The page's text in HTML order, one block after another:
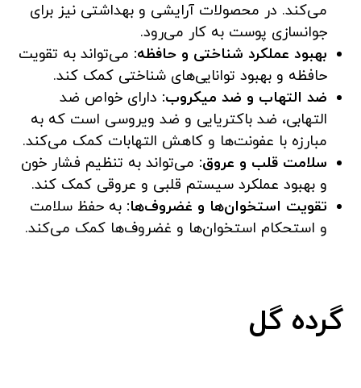
می‌کند. در محصولات آرایشی و بهداشتی نیز برای
جوانسازی پوست به کار می‌رود.
بهبود عملکرد شناختی و حافظه: می‌تواند به تقویت
حافظه و بهبود توانایی‌های شناختی کمک کند.
ضد التهاب و ضد میکروب: دارای خواص ضد
التهابی، ضد باکتریایی و ضد ویروسی است که به
مبارزه با عفونت‌ها و کاهش التهابات کمک می‌کند.
سلامت قلب و عروق: می‌تواند به تنظیم فشار خون
و بهبود عملکرد سیستم قلبی و عروقی کمک کند.
تقویت استخوان‌ها و غضروف‌ها: به حفظ سلامت
و استحکام استخوان‌ها و غضروف‌ها کمک می‌کند.
گرده گل